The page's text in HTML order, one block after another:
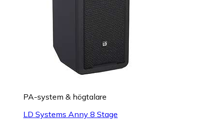
PA-system & högtalare
LD Systems Anny 8 Stage